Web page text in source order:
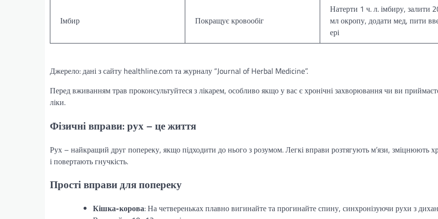
Імбир Покращує кровообіг
Натерти 1 ч. л. імбиру, залити
мл окропу, додати мед, пити
ері
Джерело: дані з сайту healthline.com та журналу “Journal of Herbal Medicine”.
Перед вживанням трав проконсультуйтеся з лікарем, особливо якщо у вас є хронічні захворювання чи ви
ліки.
Фізичні вправи: рух – це життя
Рух – найкращий друг попереку, якщо підходити до нього з розумом. Легкі вправи розтягують м’язи, зміцнюють
і повертають гнучкість.
Прості вправи для попереку
Кішка-корова: На четвереньках плавно вигинайте та прогинайте спину, синхронізуючи рухи з